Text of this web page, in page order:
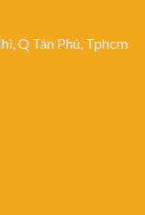
Q Tân Phú, Tphcm